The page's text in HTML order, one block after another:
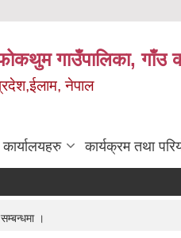
गाउँपालिका, गाँउ
नेपाल
कार्यक्रम तथा
।